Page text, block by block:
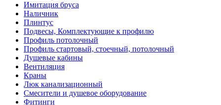
Имитация бруса
Наличник
Плинтус
Подвесы, Комплектующие к профилю
Профиль потолочный
Профиль стартовый, стоечный, потолочный
Душевые кабины
Вентиляция
Краны
Люк канализационный
Смесители и душевое оборудование
Фитинги